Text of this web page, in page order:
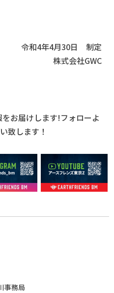
令和4年4月30日 制定
株式会社GWC
お届けします!フォローよ
致します！
事務局